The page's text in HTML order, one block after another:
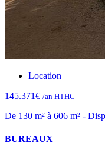
Location
145.371€ /an HTHC
De 130 m² à 606 m² -
BUREAUX